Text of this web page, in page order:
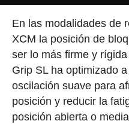
En las modalidades de
XCM la posición de
ser lo más firme y
Grip SL ha optimizado
oscilación suave para
posición y reducir la
posición abierta o